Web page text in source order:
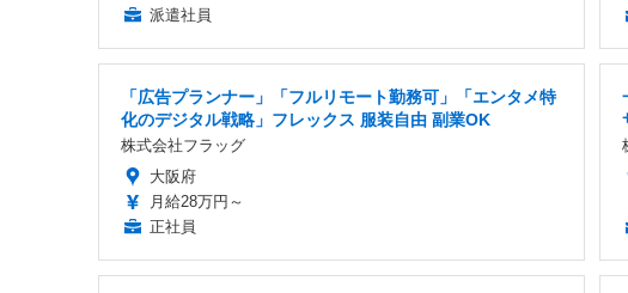
派遣社員
「広告プランナー」「フルリモート勤務可」「エンタメ特
化のデジタル戦略」フレックス 服装自由 副業OK
株式会社フラッグ
大阪府
月給28万円～
正社員